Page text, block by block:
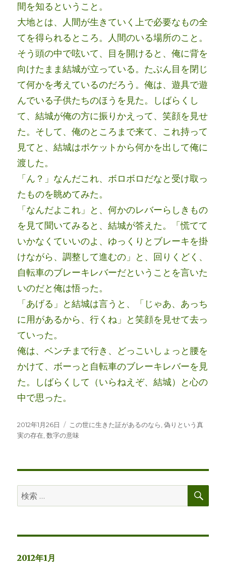
間を知るということ。
大地とは、人間が生きていく上で必要なもの全
てを得られるところ。人間のいる場所のこと。
そう頭の中で呟いて、目を開けると、俺に背を
向けたまま結城が立っている。たぶん目を閉じ
て何かを考えているのだろう。俺は、遊具で遊
んでいる子供たちのほうを見た。しばらくし
て、結城が俺の方に振りかえって、笑顔を見せ
た。そして、俺のところまで来て、これ持って
見てと、結城はポケットから何かを出して俺に
渡した。
「ん？」なんだこれ、ボロボロだなと受け取っ
たものを眺めてみた。
「なんだよこれ」と、何かのレバーらしきもの
を見て聞いてみると、結城が答えた。「慌てて
いかなくていいのよ、ゆっくりとブレーキを掛
けながら、調整して進むの」と、回りくどく、
自転車のブレーキレバーだということを言いた
いのだと俺は悟った。
「あげる」と結城は言うと、「じゃあ、あっち
に用があるから、行くね」と笑顔を見せて去っ
ていった。
俺は、ベンチまで行き、どっこいしょっと腰を
かけて、ボーっと自転車のブレーキレバーを見
た。しばらくして（いらねえぞ、結城）と心の
中で思った。
投
稿
2012年1月26日
カ
テ
この世に生きた証があるのなら ,偽りという真
実の存在 ,数字の意味
検
索:
検
2012年1月